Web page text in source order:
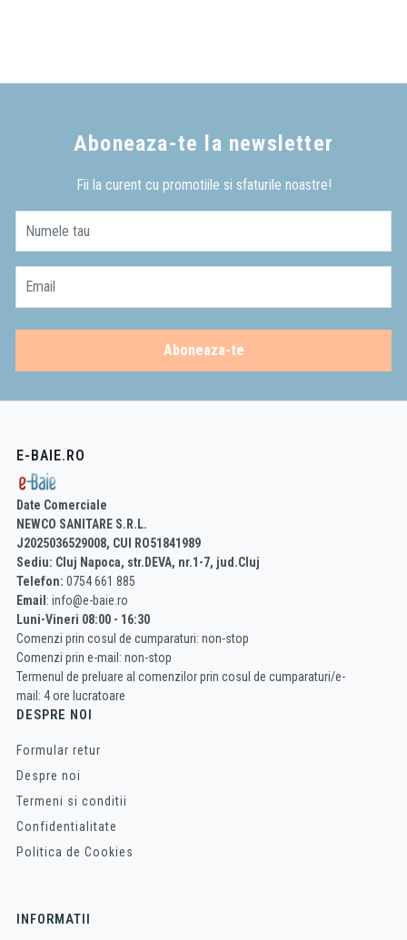
Aboneaza-te la newsletter
Fii la curent cu promotiile si sfaturile noastre!
Numele tau
Email
Aboneaza-te
E-BAIE.RO
Date Comerciale
NEWCO SANITARE S.R.L.
J2025036529008, CUI RO51841989
Sediu: Cluj Napoca, str.DEVA, nr.1-7, jud.Cluj
Telefon: 0754 661 885
Email : info@e-baie.ro
Luni-Vineri 08:00 - 16:30
Comenzi prin cosul de cumparaturi: non-stop
Comenzi prin e-mail: non-stop
Termenul de preluare al comenzilor prin cosul de cumparaturi/e-
mail: 4 ore lucratoare
DESPRE NOI
Formular retur
Despre noi
Termeni si conditii
Confidentialitate
Politica de Cookies
INFORMATII